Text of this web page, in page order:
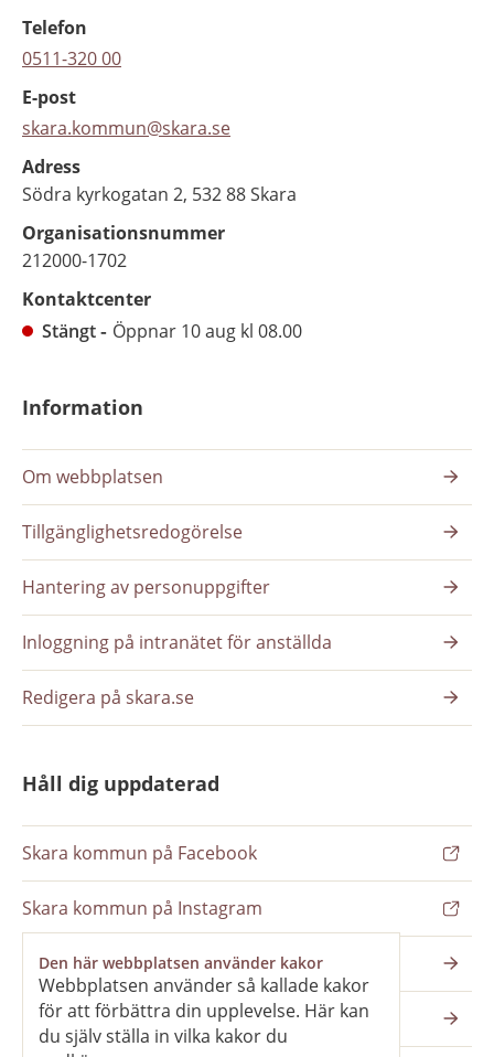
Den här webbplatsen använder kakor
Webbplatsen använder så kallade kakor
för att förbättra din upplevelse. Här kan
du själv ställa in vilka kakor du
Telefon
0511-320 00
E-post
skara.kommun@skara.se
Adress
Södra kyrkogatan 2, 532 88 Skara
Organisationsnummer
212000-1702
Kontaktcenter
Stängt
Öppnar 10 aug kl 08.00
Information
Om webbplatsen
Tillgänglighetsredogörelse
Hantering av personuppgifter
Inloggning på intranätet för anställda
Redigera på skara.se
Håll dig uppdaterad
Skara kommun på Facebook
Skara kommun på Instagram
Nyhetsbrev
Pressrum